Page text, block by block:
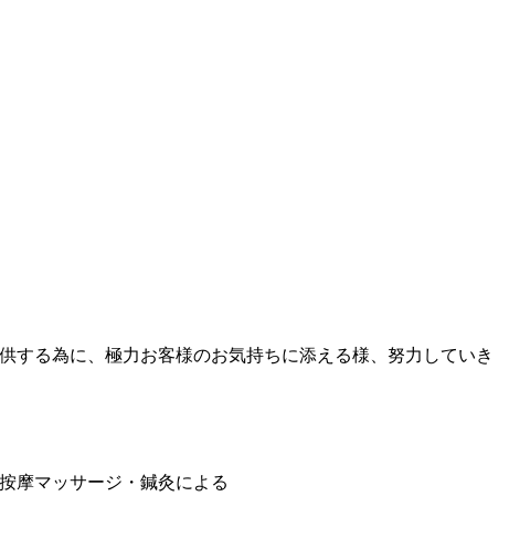
る為に、極力お客様のお気持ちに添える様、努力していき
摩マッサージ・鍼灸による